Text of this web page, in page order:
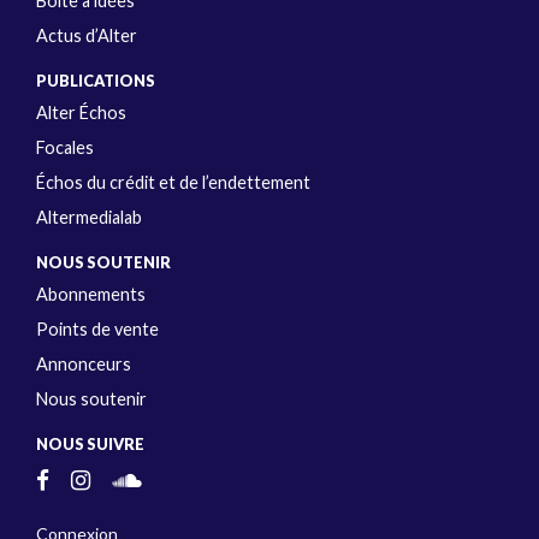
Actus d’Alter
PUBLICATIONS
Alter Échos
Focales
Échos du crédit et de l’endettement
Altermedialab
NOUS SOUTENIR
Abonnements
Points de vente
Annonceurs
Nous soutenir
NOUS SUIVRE
Connexion